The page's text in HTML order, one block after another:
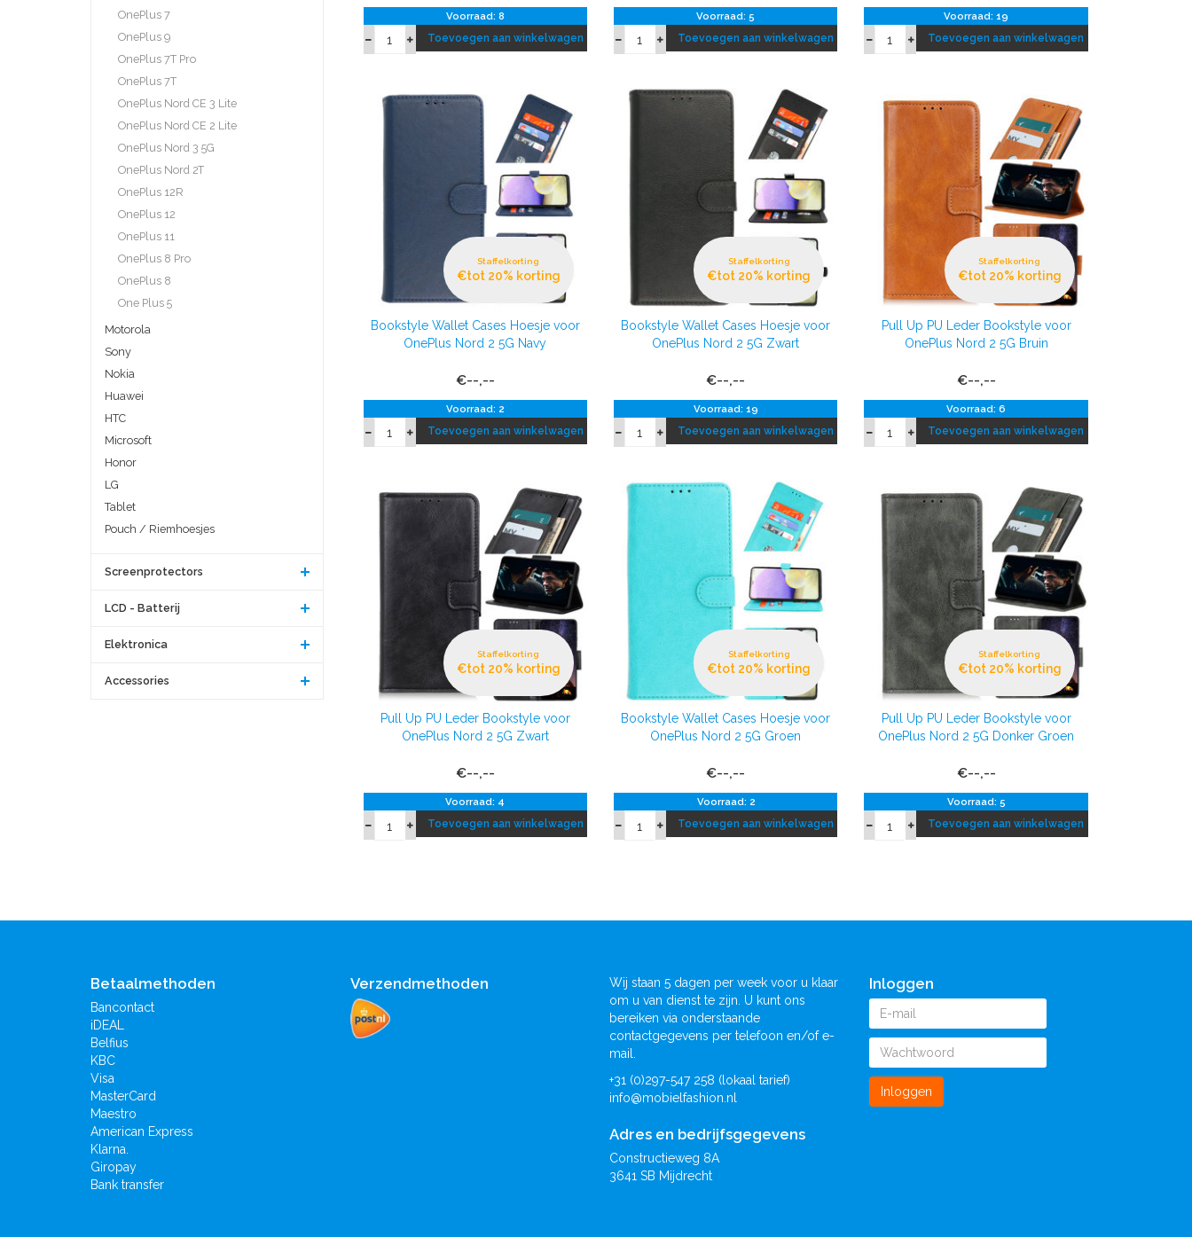
OnePlus 7
OnePlus 9
OnePlus 7T Pro
OnePlus 7T
OnePlus Nord CE 3 Lite
OnePlus Nord CE 2 Lite
OnePlus Nord 3 5G
OnePlus Nord 2T
OnePlus 12R
OnePlus 12
OnePlus 11
OnePlus 8 Pro
OnePlus 8
One Plus 5
Motorola
Sony
Nokia
Huawei
HTC
Microsoft
Honor
LG
Tablet
Pouch / Riemhoesjes
Screenprotectors
LCD - Batterij
Elektronica
Accessories
Voorraad: 8
Toevoegen aan winkelwagen
Voorraad: 5
Toevoegen aan winkelwagen
Voorraad: 19
Toevoegen aan winkelwagen
Staffelkorting
€tot 20% korting
Bookstyle Wallet Cases Hoesje voor
OnePlus Nord 2 5G Navy
€--,--
Voorraad: 2
Toevoegen aan winkelwagen
Staffelkorting
€tot 20% korting
Bookstyle Wallet Cases Hoesje voor
OnePlus Nord 2 5G Zwart
€--,--
Voorraad: 19
Toevoegen aan winkelwagen
Staffelkorting
€tot 20% korting
Pull Up PU Leder Bookstyle voor
OnePlus Nord 2 5G Bruin
€--,--
Voorraad: 6
Toevoegen aan winkelwagen
Staffelkorting
€tot 20% korting
Pull Up PU Leder Bookstyle voor
OnePlus Nord 2 5G Zwart
€--,--
Voorraad: 4
Toevoegen aan winkelwagen
Staffelkorting
€tot 20% korting
Bookstyle Wallet Cases Hoesje voor
OnePlus Nord 2 5G Groen
€--,--
Voorraad: 2
Toevoegen aan winkelwagen
Staffelkorting
€tot 20% korting
Pull Up PU Leder Bookstyle voor
OnePlus Nord 2 5G Donker Groen
€--,--
Voorraad: 5
Toevoegen aan winkelwagen
Betaalmethoden
Bancontact
iDEAL
Belfius
KBC
Visa
MasterCard
Maestro
American Express
Klarna.
Giropay
Bank transfer
Verzendmethoden
Wij staan 5 dagen per week voor u klaar
om u van dienst te zijn. U kunt ons
bereiken via onderstaande
contactgegevens per telefoon en/of e-
mail.
+31 (0)297-547 258 (lokaal tarief)
info@mobielfashion.nl
Adres en bedrijfsgegevens
Constructieweg 8A
3641 SB Mijdrecht
Inloggen
Inloggen